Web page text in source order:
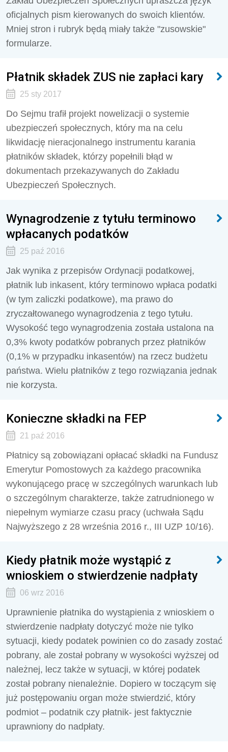
oficjalnych pism kierowanych do swoich klientów.
Mniej stron i rubryk będą miały także "zusowskie"
formularze.
Płatnik składek ZUS nie zapłaci kary
25 sty 2017
Do Sejmu trafił projekt nowelizacji o systemie
ubezpieczeń społecznych, który ma na celu
likwidację nieracjonalnego instrumentu karania
płatników składek, którzy popełnili błąd w
dokumentach przekazywanych do Zakładu
Ubezpieczeń Społecznych.
Wynagrodzenie z tytułu terminowo
wpłacanych podatków
25 paź 2016
Jak wynika z przepisów Ordynacji podatkowej,
płatnik lub inkasent, który terminowo wpłaca podatki
(w tym zaliczki podatkowe), ma prawo do
zryczałtowanego wynagrodzenia z tego tytułu.
Wysokość tego wynagrodzenia została ustalona na
0,3% kwoty podatków pobranych przez płatników
(0,1% w przypadku inkasentów) na rzecz budżetu
państwa. Wielu płatników z tego rozwiązania jednak
nie korzysta.
Konieczne składki na FEP
21 paź 2016
Płatnicy są zobowiązani opłacać składki na Fundusz
Emerytur Pomostowych za każdego pracownika
wykonującego pracę w szczególnych warunkach lub
o szczególnym charakterze, także zatrudnionego w
niepełnym wymiarze czasu pracy (uchwała Sądu
Najwyższego z 28 września 2016 r., III UZP 10/16).
Kiedy płatnik może wystąpić z
wnioskiem o stwierdzenie nadpłaty
06 wrz 2016
Uprawnienie płatnika do wystąpienia z wnioskiem o
stwierdzenie nadpłaty dotyczyć może nie tylko
sytuacji, kiedy podatek powinien co do zasady zostać
pobrany, ale został pobrany w wysokości wyższej od
należnej, lecz także w sytuacji, w której podatek
został pobrany nienależnie. Dopiero w toczącym się
już postępowaniu organ może stwierdzić, który
podmiot – podatnik czy płatnik- jest faktycznie
uprawniony do nadpłaty.